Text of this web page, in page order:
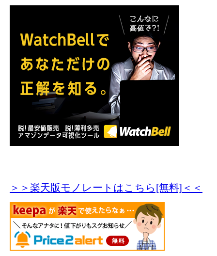
＞＞楽天版モノレートはこちら[無料]＜＜